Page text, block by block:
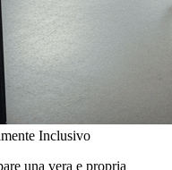
Inclusivo
una vera e propria